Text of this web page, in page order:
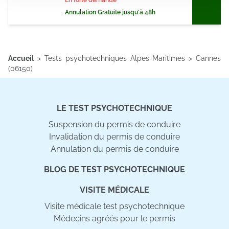
notre site avec nos partenaires de médias sociaux, de
services.
Annulation Gratuite jusqu'à 48h
Accueil> Tests psychotechniques Alpes-Maritimes > Cannes
(06150)
LE TEST PSYCHOTECHNIQUE
Suspension du permis de conduire
Invalidation du permis de conduire
Annulation du permis de conduire
BLOG DE TEST PSYCHOTECHNIQUE
VISITE MÉDICALE
Visite médicale test psychotechnique
Médecins agréés pour le permis